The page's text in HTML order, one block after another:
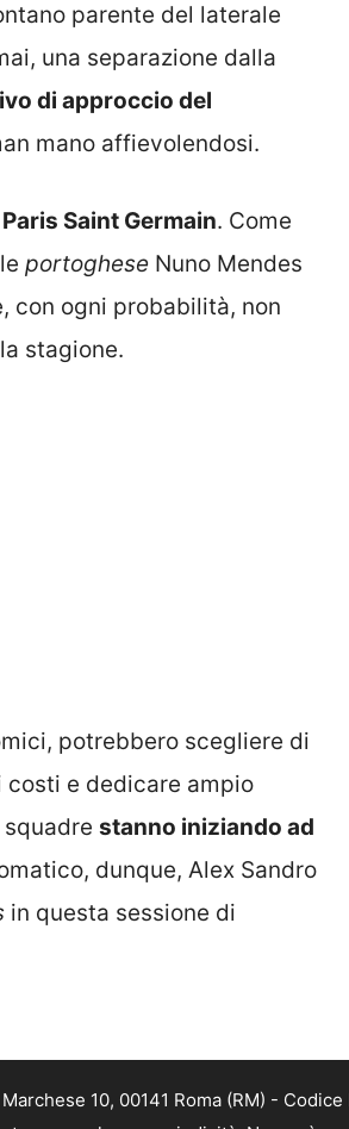
parente del laterale
una separazione dalla
di approccio del
mano affievolendosi.
Saint Germain. Come
portoghese Nuno Mendes
con ogni probabilità, non
stagione.
potrebbero scegliere di
costi e dedicare ampio
stanno iniziando ad
dunque, Alex Sandro
in questa sessione di
10, 00141 Roma (RM) -